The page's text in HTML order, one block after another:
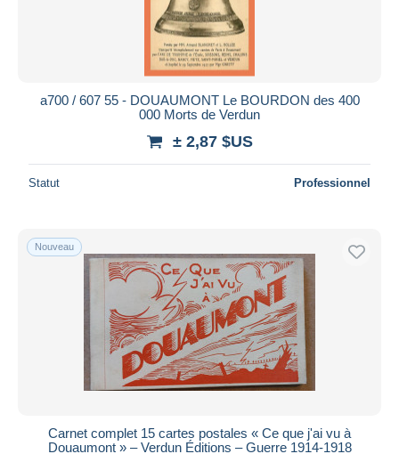
a700 / 607 55 - DOUAUMONT Le BOURDON des 400
000 Morts de Verdun
± 2,87 $US
Statut Professionnel
Nouveau
Carnet complet 15 cartes postales « Ce que j'ai vu à
Douaumont » – Verdun Éditions – Guerre 1914-1918